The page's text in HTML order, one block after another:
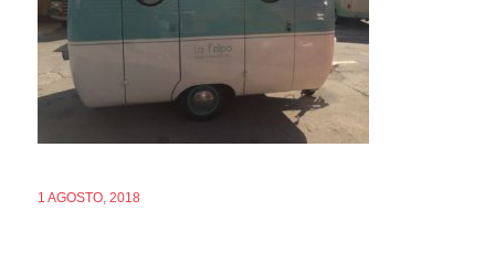
1 AGOSTO, 2018